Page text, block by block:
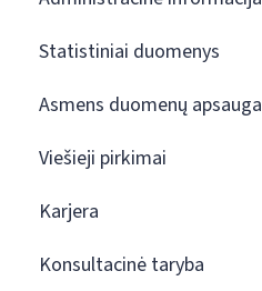
Statistiniai duomenys
Asmens duomenų apsauga
Viešieji pirkimai
Karjera
Konsultacinė taryba